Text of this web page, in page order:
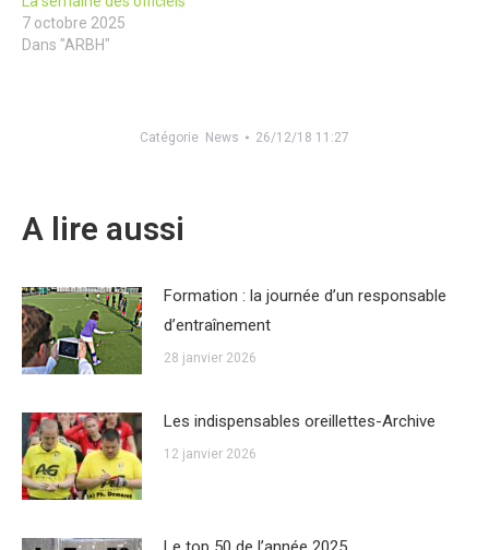
7 octobre 2025
Dans "ARBH"
Catégorie News 26/12/18 11:27
A lire aussi
Formation : la journée d’un responsable
d’entraînement
28 janvier 2026
Les indispensables oreillettes-Archive
12 janvier 2026